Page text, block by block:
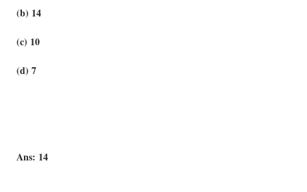
(b) 14
(c) 10
(d) 7
Ans: 14